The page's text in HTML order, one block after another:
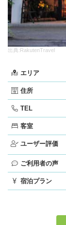
出典:RakutenTravel
エリア
住所
TEL
客室
ユーザー評価
ご利用者の声
宿泊プラン